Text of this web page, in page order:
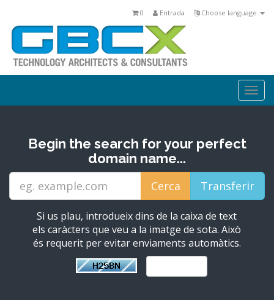
Choose language
Entrada
0
Begin the search for your perfect
domain name...
Si us plau, introdueix dins de la caixa de text
els caràcters que veu a la imatge de sota. Això
és requerit per evitar enviaments automàtics.